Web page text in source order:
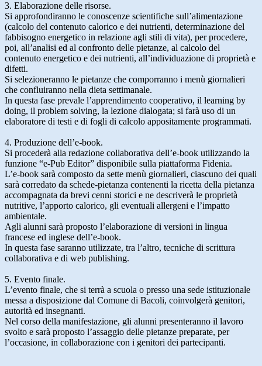
3. Elaborazione delle risorse.
Si approfondiranno le conoscenze scientifiche sull’alimentazione
(calcolo del contenuto calorico e dei nutrienti, determinazione del
fabbisogno energetico in relazione agli stili di vita), per procedere,
poi, all’analisi ed al confronto delle pietanze, al calcolo del
contenuto energetico e dei nutrienti, all’individuazione di proprietà e
difetti.
Si selezioneranno le pietanze che comporranno i menù giornalieri
che confluiranno nella dieta settimanale.
In questa fase prevale l’apprendimento cooperativo, il learning by
doing, il problem solving, la lezione dialogata; si farà uso di un
elaboratore di testi e di fogli di calcolo appositamente programmati.
4. Produzione dell’e-book.
Si procederà alla redazione collaborativa dell’e-book utilizzando la
funzione “e-Pub Editor” disponibile sulla piattaforma Fidenia.
L’e-book sarà composto da sette menù giornalieri, ciascuno dei quali
sarà corredato da schede-pietanza contenenti la ricetta della pietanza
accompagnata da brevi cenni storici e ne descriverà le proprietà
nutritive, l’apporto calorico, gli eventuali allergeni e l’impatto
ambientale.
Agli alunni sarà proposto l’elaborazione di versioni in lingua
francese ed inglese dell’e-book.
In questa fase saranno utilizzate, tra l’altro, tecniche di scrittura
collaborativa e di web publishing.
5. Evento finale.
L’evento finale, che si terrà a scuola o presso una sede istituzionale
messa a disposizione dal Comune di Bacoli, coinvolgerà genitori,
autorità ed insegnanti.
Nel corso della manifestazione, gli alunni presenteranno il lavoro
svolto e sarà proposto l’assaggio delle pietanze preparate, per
l’occasione, in collaborazione con i genitori dei partecipanti.